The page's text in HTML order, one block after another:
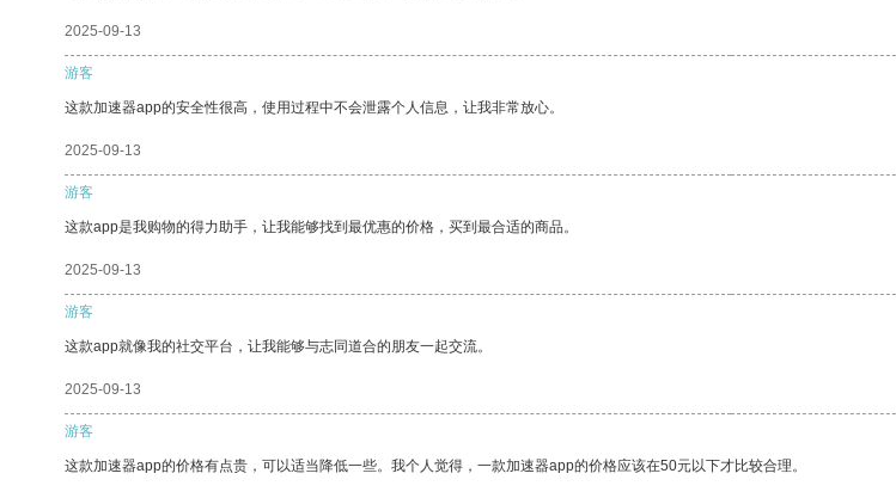
2025-09-13
游客
这款加速器app的安全性很高，使用过程中不会泄露个人信息，让我非常放心。
2025-09-13
游客
这款app是我购物的得力助手，让我能够找到最优惠的价格，买到最合适的商品。
2025-09-13
游客
这款app就像我的社交平台，让我能够与志同道合的朋友一起交流。
2025-09-13
游客
这款加速器app的价格有点贵，可以适当降低一些。我个人觉得，一款加速器app的价格应该在50元以下才比较合理。